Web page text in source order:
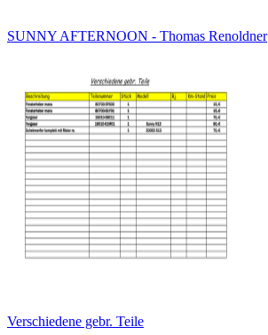
SUNNY AFTERNOON - Thomas Renoldner
Verschiedene gebr. Teile